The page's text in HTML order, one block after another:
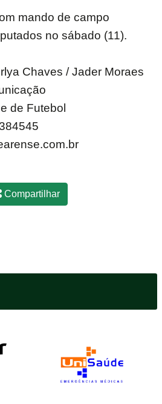
mando de campo
no sábado (11).
Chaves / Jader Moraes
de Futebol
Compartilhar